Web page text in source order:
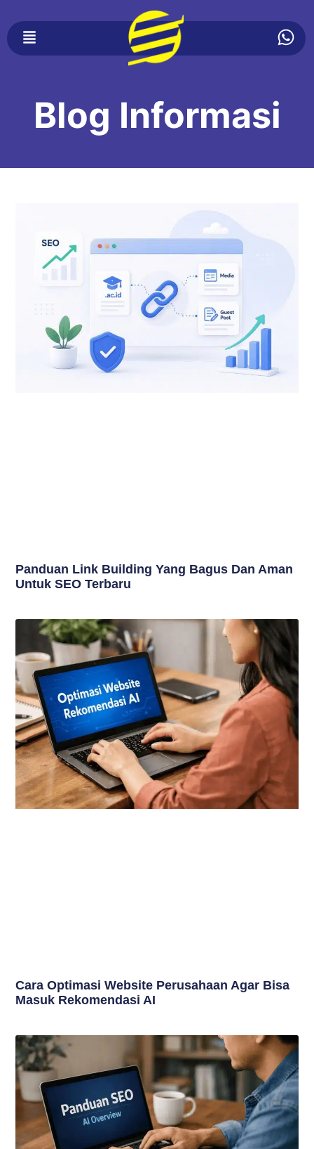
Blog Informasi
Panduan Link Building Yang Bagus Dan Aman
Untuk SEO Terbaru
Cara Optimasi Website Perusahaan Agar Bisa
Masuk Rekomendasi AI